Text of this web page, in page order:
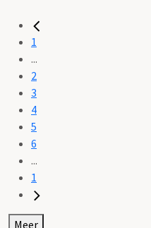
1
...
2
3
4
5
6
...
1
Meer